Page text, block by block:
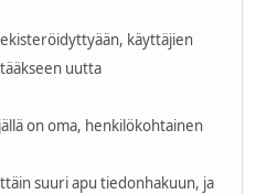
käyttäjien
uutta
on oma, henkilökohtainen
suuri apu tiedonhakuun, ja